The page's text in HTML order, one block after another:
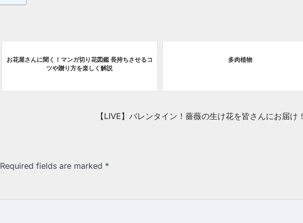
お花屋さんに聞く！マンガ切り花図鑑 長持ちさせるコ
ツや贈り方を楽しく解説
多肉植物
【LIVE】バレンタイン！薔薇の生け花を皆さんにお届け！
Required fields are marked *